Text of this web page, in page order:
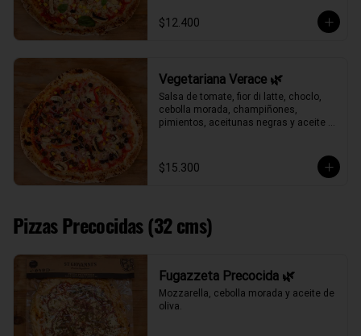
$12.400
Vegetariana Verace 🌿
Salsa de tomate, fior di latte, choclo,
cebolla morada, champiñones,
pimientos, aceitunas negras y aceite
$15.300
Pizzas Precocidas (32 cms)
Fugazzeta Precocida 🌿
Mozzarella, cebolla morada y aceite de
oliva.